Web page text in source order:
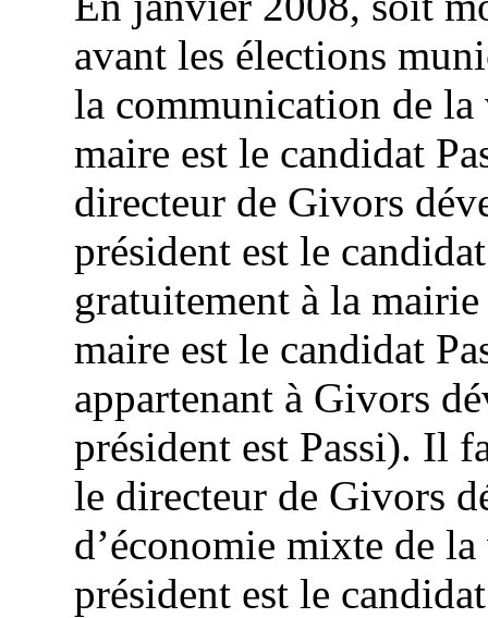
avant les élections
la communication de
maire est le candidat
directeur de Givors
président est le
gratuitement à la
maire est le candidat
appartenant à Givors
président est Passi). Il
le directeur de Givors
d’économie mixte de
président est le